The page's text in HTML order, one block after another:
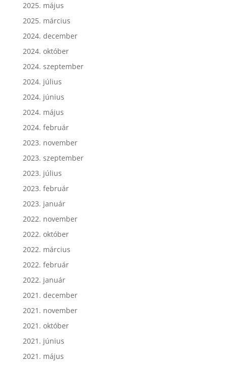
2025. május
2025. március
2024. december
2024. október
2024. szeptember
2024. július
2024. június
2024. május
2024. február
2023. november
2023. szeptember
2023. július
2023. február
2023. január
2022. november
2022. október
2022. március
2022. február
2022. január
2021. december
2021. november
2021. október
2021. június
2021. május